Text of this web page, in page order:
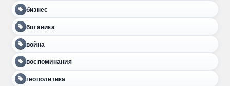
бизнес
ботаника
война
воспоминания
геополитика